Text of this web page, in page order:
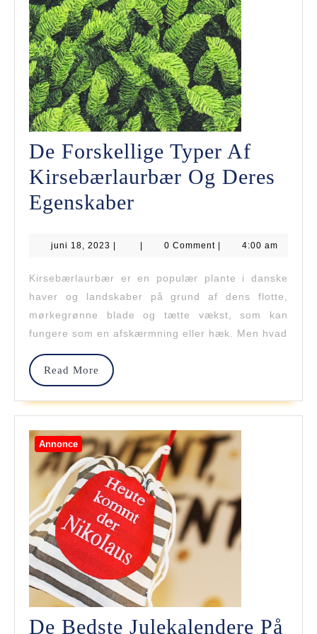
De Forskellige Typer Af
Kirsebærlaurbær Og Deres
Egenskaber
Typer
Af
Kirsebærlaurbær
Og
juni 18, 2023 juni
0 Comment 4:00 am
Kirsebærlaurbær er en populær plante i danske
haver og landskaber på grund af dens flotte,
mørkegrønne blade og tætte vækst, som kan
fungere som en afskærmning eller hæk. Men hvad
Read More
Read
Annonce
De Bedste Julekalendere På